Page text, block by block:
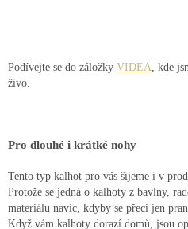
Podívejte se do záložky VIDEA, kde
živo.
Pro dlouhé i krátké nohy
Tento typ kalhot pro vás šijeme i v
Protože se jedná o kalhoty z bavlny,
materiálu navíc, kdyby se přeci jen
Když vám kalhoty dorazí domů, jsou